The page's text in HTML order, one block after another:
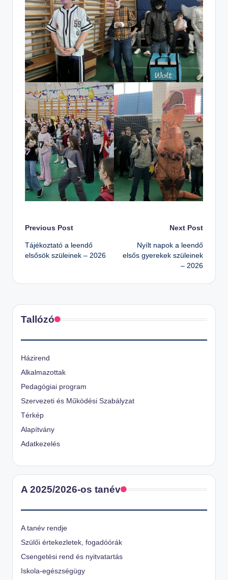
Post
navigation
Previous Post
Tájékoztató a leendő
elsősök szüleinek – 2026
Next Post
Nyílt napok a leendő
elsős gyerekek szüleinek
– 2026
Tallózó
Házirend
Alkalmazottak
Pedagógiai program
Szervezeti és Működési Szabályzat
Térkép
Alapítvány
Adatkezelés
A 2025/2026-os tanév
A tanév rendje
Szülői értekezletek, fogadóórák
Csengetési rend és nyitvatartás
Iskola-egészségügy